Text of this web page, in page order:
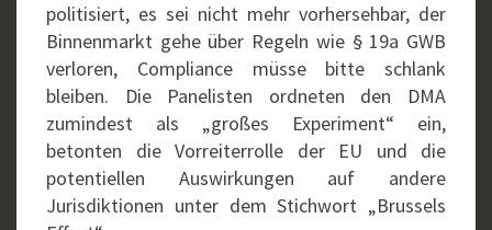
politisiert, es sei nicht mehr vorhersehbar, der
Binnenmarkt gehe über Regeln wie § 19a GWB
verloren, Compliance müsse bitte schlank
bleiben. Die Panelisten ordneten den DMA
zumindest als „großes Experiment“ ein,
betonten die Vorreiterrolle der EU und die
potentiellen Auswirkungen auf andere
Jurisdiktionen unter dem Stichwort „Brussels